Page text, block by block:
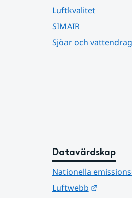
Luftkvalitet
SIMAIR
Sjöar och vattendrag
Datavärdskap
Nationella
Luftwebb
Länk till